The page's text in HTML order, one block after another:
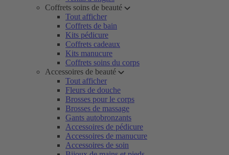
Coffrets soins de beauté
Tout afficher
Coffrets de bain
Kits pédicure
Coffrets cadeaux
Kits manucure
Coffrets soins du corps
Accessoires de beauté
Tout afficher
Fleurs de douche
Brosses pour le corps
Brosses de massage
Gants autobronzants
Accessoires de pédicure
Accessoires de manucure
Accessoires de soin